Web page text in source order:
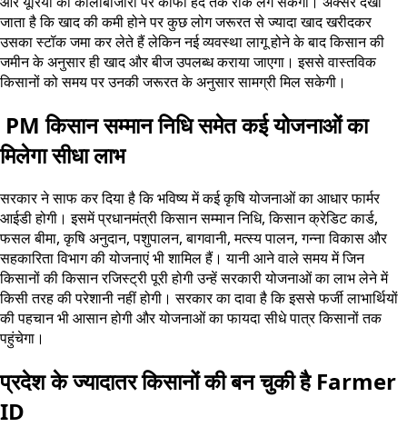
जाता है कि खाद की कमी होने पर कुछ लोग जरूरत से ज्यादा खाद खरीदकर
उसका स्टॉक जमा कर लेते हैं लेकिन नई व्यवस्था लागू होने के बाद किसान की
जमीन के अनुसार ही खाद और बीज उपलब्ध कराया जाएगा। इससे वास्तविक
किसानों को समय पर उनकी जरूरत के अनुसार सामग्री मिल सकेगी।
PM किसान सम्मान निधि समेत कई योजनाओं का
मिलेगा सीधा लाभ
सरकार ने साफ कर दिया है कि भविष्य में कई कृषि योजनाओं का आधार फार्मर
आईडी होगी। इसमें प्रधानमंत्री किसान सम्मान निधि, किसान क्रेडिट कार्ड,
फसल बीमा, कृषि अनुदान, पशुपालन, बागवानी, मत्स्य पालन, गन्ना विकास और
सहकारिता विभाग की योजनाएं भी शामिल हैं। यानी आने वाले समय में जिन
किसानों की किसान रजिस्ट्री पूरी होगी उन्हें सरकारी योजनाओं का लाभ लेने में
किसी तरह की परेशानी नहीं होगी। सरकार का दावा है कि इससे फर्जी लाभार्थियों
की पहचान भी आसान होगी और योजनाओं का फायदा सीधे पात्र किसानों तक
पहुंचेगा।
प्रदेश के ज्यादातर किसानों की बन चुकी है Farmer
ID